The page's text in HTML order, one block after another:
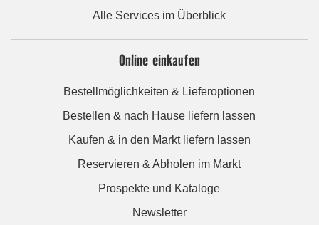
Alle Services im Überblick
Online einkaufen
Bestellmöglichkeiten & Lieferoptionen
Bestellen & nach Hause liefern lassen
Kaufen & in den Markt liefern lassen
Reservieren & Abholen im Markt
Prospekte und Kataloge
Newsletter